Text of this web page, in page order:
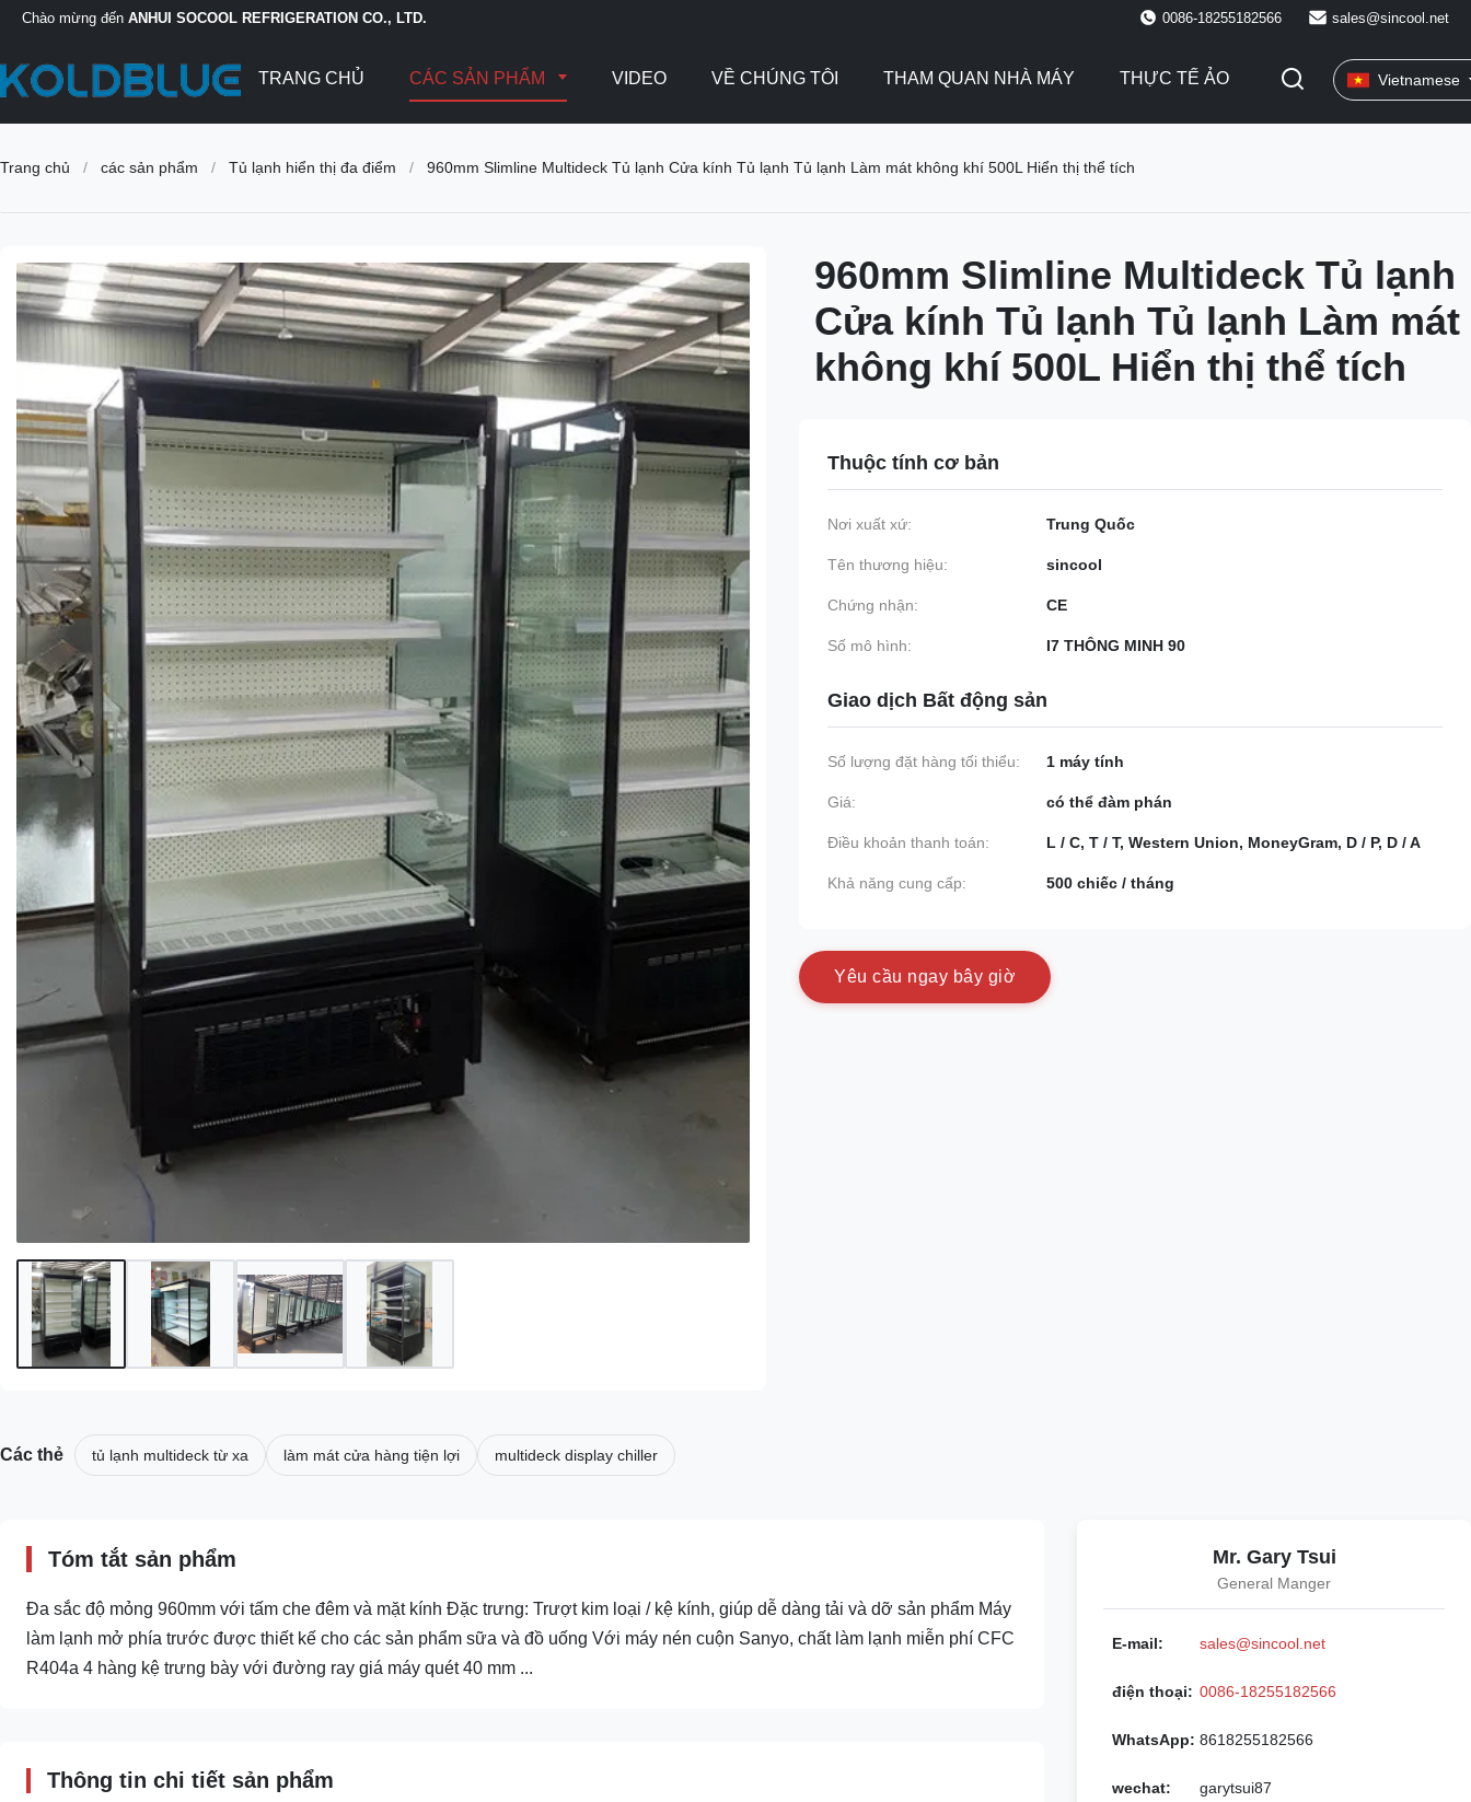
Chào mừng đến ANHUI SOCOOL REFRIGERATION CO., LTD. 0086-18255182566 sales@sincool.net
TRANG CHỦ CÁC SẢN PHẨM VIDEO VỀ CHÚNG TÔI THAM QUAN NHÀ MÁY THỰC TẾ ẢO Vietnamese
Trang chủ / các sản phẩm / Tủ lạnh hiển thị đa điểm / 960mm Slimline Multideck Tủ lạnh Cửa kính Tủ lạnh Tủ lạnh Làm mát không khí 500L Hiển thị thể tích
960mm Slimline Multideck Tủ lạnh
Cửa kính Tủ lạnh Tủ lạnh Làm mát
không khí 500L Hiển thị thể tích
Thuộc tính cơ bản
Nơi xuất xứ: Trung Quốc
Tên thương hiệu: sincool
Chứng nhận: CE
Số mô hình: I7 THÔNG MINH 90
Giao dịch Bất động sản
Số lượng đặt hàng tối thiểu: 1 máy tính
Giá: có thể đàm phán
Điều khoản thanh toán: L / C, T / T, Western Union, MoneyGram, D / P, D / A
Khả năng cung cấp: 500 chiếc / tháng
Yêu cầu ngay bây giờ
Các thẻ tủ lạnh multideck từ xa làm mát cửa hàng tiện lợi multideck display chiller
Tóm tắt sản phẩm
Đa sắc độ mỏng 960mm với tấm che đêm và mặt kính Đặc trưng: Trượt kim loại / kệ kính, giúp dễ dàng tải và dỡ sản phẩm Máy
làm lạnh mở phía trước được thiết kế cho các sản phẩm sữa và đồ uống Với máy nén cuộn Sanyo, chất làm lạnh miễn phí CFC
R404a 4 hàng kệ trưng bày với đường ray giá máy quét 40 mm ...
Thông tin chi tiết sản phẩm
Mr. Gary Tsui
General Manger
E-mail: sales@sincool.net
điện thoại: 0086-18255182566
WhatsApp: 8618255182566
wechat: garytsui87